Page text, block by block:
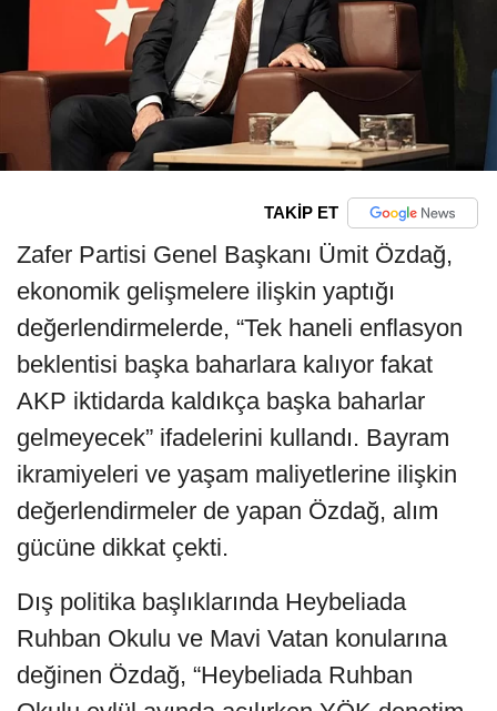
TAKİP ET
Zafer Partisi Genel Başkanı Ümit Özdağ,
ekonomik gelişmelere ilişkin yaptığı
değerlendirmelerde, “Tek haneli enflasyon
beklentisi başka baharlara kalıyor fakat
AKP iktidarda kaldıkça başka baharlar
gelmeyecek” ifadelerini kullandı. Bayram
ikramiyeleri ve yaşam maliyetlerine ilişkin
değerlendirmeler de yapan Özdağ, alım
gücüne dikkat çekti.
Dış politika başlıklarında Heybeliada
Ruhban Okulu ve Mavi Vatan konularına
değinen Özdağ, “Heybeliada Ruhban